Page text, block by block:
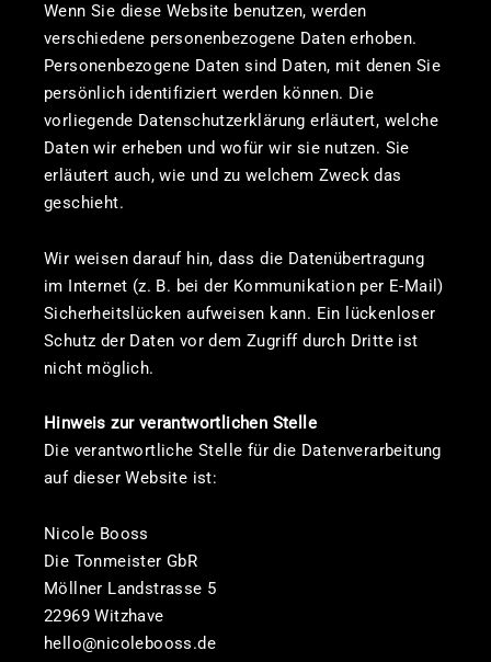
Wenn Sie diese Website benutzen, werden
verschiedene personenbezogene Daten erhoben.
Personenbezogene Daten sind Daten, mit denen Sie
persönlich identifiziert werden können. Die
vorliegende Datenschutzerklärung erläutert, welche
Daten wir erheben und wofür wir sie nutzen. Sie
erläutert auch, wie und zu welchem Zweck das
geschieht.
Wir weisen darauf hin, dass die Datenübertragung
im Internet (z. B. bei der Kommunikation per E-Mail)
Sicherheitslücken aufweisen kann. Ein lückenloser
Schutz der Daten vor dem Zugriff durch Dritte ist
nicht möglich.
Hinweis zur verantwortlichen Stelle
Die verantwortliche Stelle für die Datenverarbeitung
auf dieser Website ist:
Nicole Booss
Die Tonmeister GbR
Möllner Landstrasse 5
22969 Witzhave
hello@nicolebooss.de